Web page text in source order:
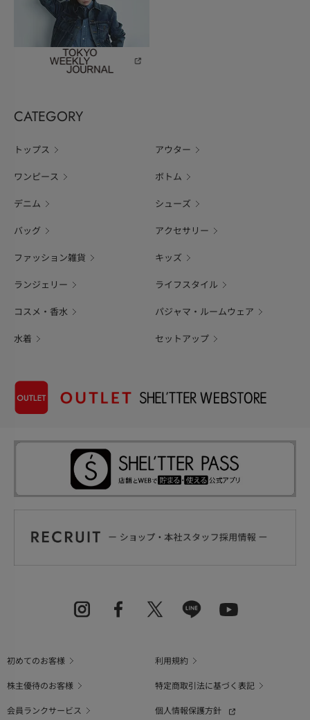
CATEGORY
トップス アウター
ワンピース ボトム
デニム シューズ
バッグ アクセサリー
ファッション雑貨 キッズ
ランジェリー ライフスタイル
コスメ・香水 パジャマ・ルームウェア
水着 セットアップ
初めてのお客様
利用規約
株主優待のお客様
特定商取引法に基づく表記
会員ランクサービス
個人情報保護方針